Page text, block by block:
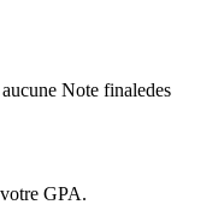
Note finaledes
GPA.